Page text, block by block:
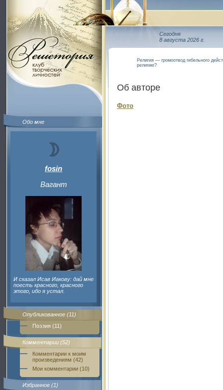
Обо мне
fosin
Вагант
И сказал Исав Иакову: дай мне
поесть красного, красного
этого, ибо я устал.
Опубликованное (11)
Поэзия (11)
Комментарии (52)
Комментарии к моим
произведениям (42)
Мои комментарии (10)
Избранное (1)
Сегодня
8 августа 2026 г.
Религия — громоотвод гибельного
религию?
Об авторе
Фото